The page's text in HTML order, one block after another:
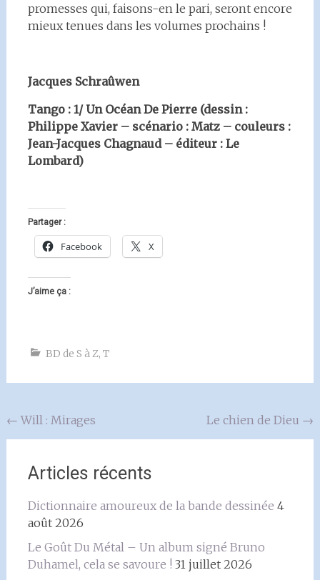
promesses qui, faisons-en le pari, seront encore
mieux tenues dans les volumes prochains !
Jacques Schraûwen
Tango : 1/ Un Océan De Pierre (dessin :
Philippe Xavier – scénario : Matz – couleurs :
Jean-Jacques Chagnaud – éditeur : Le
Lombard)
Partager :
Facebook X
J’aime ça :
BD de S à Z, T
Navigation
de
l'article
← Will : Mirages Le chien de Dieu →
Articles récents
Dictionnaire amoureux de la bande dessinée 4
août 2026
Le Goût Du Métal – Un album signé Bruno
Duhamel, cela se savoure ! 31 juillet 2026